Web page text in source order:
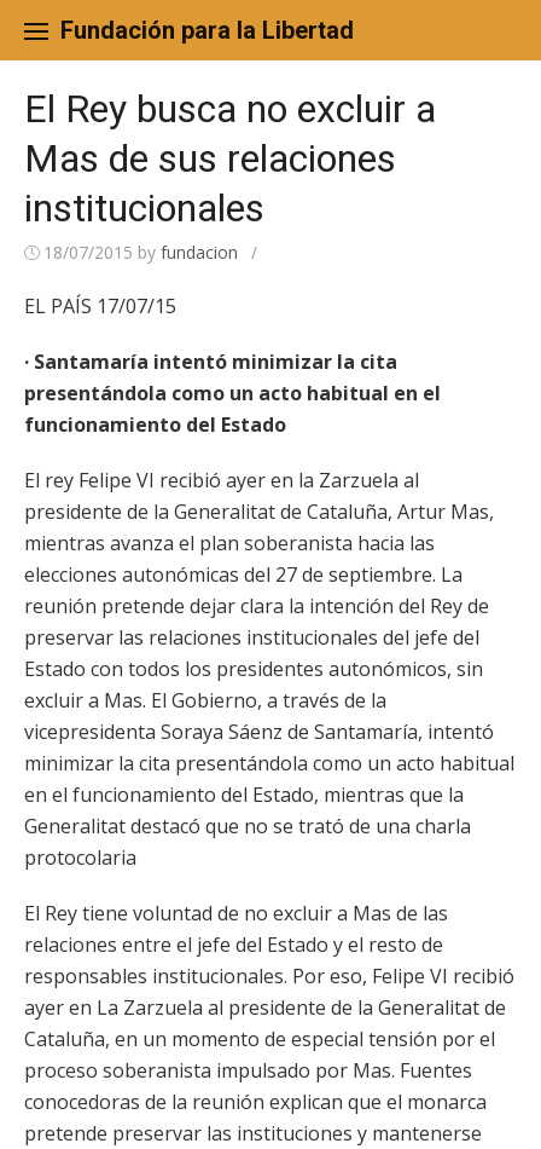
content
Fundación para la Libertad
El Rey busca no excluir a
Mas de sus relaciones
institucionales
18/07/2015 by fundacion /
EL PAÍS 17/07/15
· Santamaría intentó minimizar la cita
presentándola como un acto habitual en el
funcionamiento del Estado
El rey Felipe VI recibió ayer en la Zarzuela al
presidente de la Generalitat de Cataluña, Artur Mas,
mientras avanza el plan soberanista hacia las
elecciones autonómicas del 27 de septiembre. La
reunión pretende dejar clara la intención del Rey de
preservar las relaciones institucionales del jefe del
Estado con todos los presidentes autonómicos, sin
excluir a Mas. El Gobierno, a través de la
vicepresidenta Soraya Sáenz de Santamaría, intentó
minimizar la cita presentándola como un acto habitual
en el funcionamiento del Estado, mientras que la
Generalitat destacó que no se trató de una charla
protocolaria
El Rey tiene voluntad de no excluir a Mas de las
relaciones entre el jefe del Estado y el resto de
responsables institucionales. Por eso, Felipe VI recibió
ayer en La Zarzuela al presidente de la Generalitat de
Cataluña, en un momento de especial tensión por el
proceso soberanista impulsado por Mas. Fuentes
conocedoras de la reunión explican que el monarca
pretende preservar las instituciones y mantenerse